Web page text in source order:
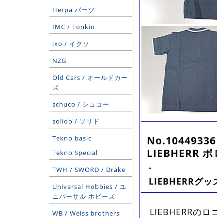
Herpa パーツ
IMC / Tonkin
ixo / イクソ
NZG
Old Cars / オールドカー
ズ
schuco / シュコー
solido / ソリド
Tekno basic
Tekno Special
TWH / SWORD / Drake
Universal Hobbies / ユ
ニバーサル ホビーズ
WB / Weiss brothers
No.10449336
LIEBHERR
-
LIEBHERRグッ
LIEBHERRの